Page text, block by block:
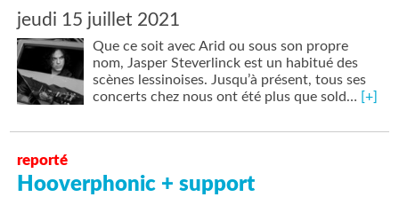
jeudi 15 juillet 2021
Que ce soit avec Arid ou sous son propre
nom, Jasper Steverlinck est un habitué des
scènes lessinoises. Jusqu’à présent, tous ses
concerts chez nous ont été plus que sold… [+]
reporté
Hooverphonic + support